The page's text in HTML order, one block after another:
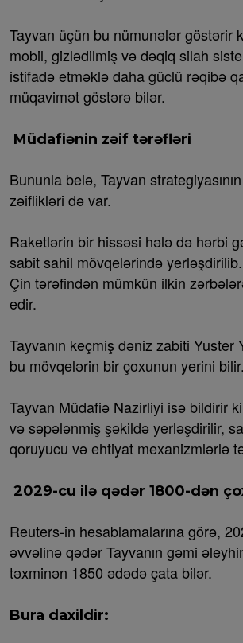
Tayvan üçün bu nümunələr göstərir
mobil, gizlədilmiş və dəqiq silah
istifadə etməklə daha güclü rəqibə
müqavimət göstərə bilər.
Müdafiənin zəif tərəfləri
Bununla belə, Tayvan
zəiflikləri də var.
Raketlərin bir hissəsi hələ də hərbi
sabit sahil mövqelərində
Çin tərəfindən mümkün ilkin
edir.
Tayvanın keçmiş dəniz zabiti Yuster
bu mövqelərin bir çoxunun yerini bilir.
Tayvan Müdafiə Nazirliyi isə bildirir
və səpələnmiş şəkildə yerləşdirilir,
qoruyucu və ehtiyat mexanizmlərlə
2029-cu ilə qədər 1800-dən
Reuters-in hesablamalarına görə,
əvvəlinə qədər Tayvanın gəmi
təxminən 1850 ədədə çata bilər.
Bura daxildir: